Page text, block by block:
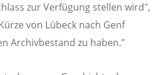
zur Verfügung stellen wird",
von Lübeck nach Genf
Archivbestand zu haben."